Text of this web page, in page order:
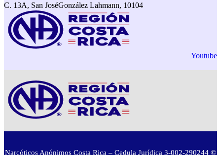
C. 13A, San JoséGonzález Lahmann, 10104
Youtube
Narcóticos Anónimos Costa Rica – Cedula Jurídica 3-002-290244 ©